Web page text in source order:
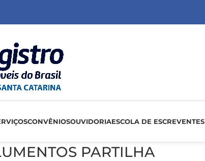
CONVÊNIOSOUVIDORIAESCOLA DE ESCREVENTES
PARTILHA